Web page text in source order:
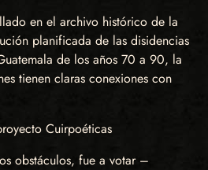
en el archivo histórico de la
planificada de las disidencias
de los años 70 a 90, la
tienen claras conexiones con
Cuirpoéticas
obstáculos, fue a votar –